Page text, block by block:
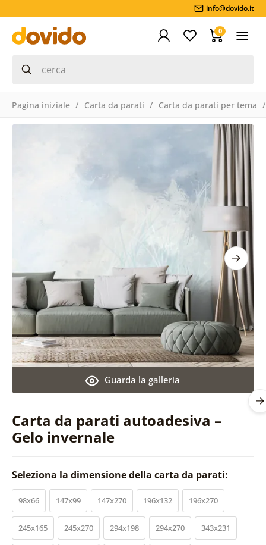
info@dovido.it
0
Pagina iniziale Carta da parati Carta da parati per tema
Carta da parati autoadesiva –
Gelo invernale
Guarda la galleria
Seleziona la dimensione della carta da parati:
98x66 147x99 147x270 196x132 196x270
245x165 245x270 294x198 294x270 343x231